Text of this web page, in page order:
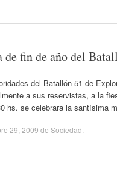
de fin de año del
del Batallón 51 de
a sus reservistas, a la
hs. se celebrara la santísima
29, 2009 de Sociedad